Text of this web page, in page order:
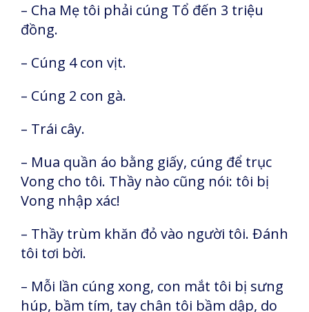
– Cha Mẹ tôi phải cúng Tổ đến 3 triệu
đồng.
– Cúng 4 con vịt.
– Cúng 2 con gà.
– Trái cây.
– Mua quần áo bằng giấy, cúng để trục
Vong cho tôi. Thầy nào cũng nói: tôi bị
Vong nhập xác!
– Thầy trùm khăn đỏ vào người tôi. Đánh
tôi tơi bời.
– Mỗi lần cúng xong, con mắt tôi bị sưng
húp, bầm tím, tay chân tôi bầm dập, do